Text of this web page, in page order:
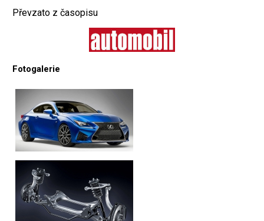
Převzato z časopisu
Fotogalerie